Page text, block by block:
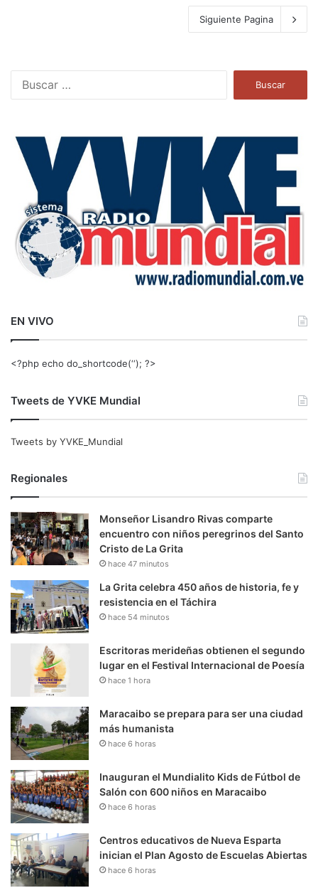
Siguiente Pagina
a
EN VIVO
<?php echo do_shortcode(‘‘); ?>
Tweets de YVKE Mundial
Tweets by YVKE_Mundial
Regionales
Monseñor Lisandro Rivas comparte
encuentro con niños peregrinos del Santo
Cristo de La Grita
hace 47 minutos
La Grita celebra 450 años de historia, fe y
resistencia en el Táchira
hace 54 minutos
Escritoras merideñas obtienen el segundo
lugar en el Festival Internacional de Poesía
hace 1 hora
Maracaibo se prepara para ser una ciudad
más humanista
hace 6 horas
Inauguran el Mundialito Kids de Fútbol de
Salón con 600 niños en Maracaibo
hace 6 horas
Centros educativos de Nueva Esparta
inician el Plan Agosto de Escuelas Abiertas
hace 6 horas